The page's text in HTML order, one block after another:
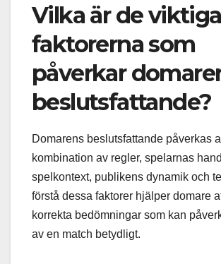
Vilka är de
faktorerna som
påverkar
beslutsfattande?
Domarens beslutsfattande påverkas
kombination av regler, spelarnas
spelkontext, publikens dynamik och
förstå dessa faktorer hjälper domare
korrekta bedömningar som kan
av en match betydligt.